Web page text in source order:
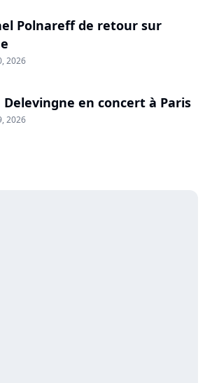
Polnareff de retour sur
2026
Delevingne en concert à Paris
2026